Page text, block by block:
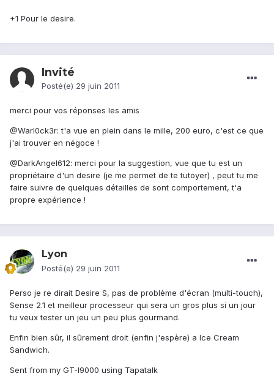
+1 Pour le desire.
Invité
Posté(e) 29 juin 2011
merci pour vos réponses les amis
@Warl0ck3r: t'a vue en plein dans le mille, 200 euro, c'est ce que
j'ai trouver en négoce !
@DarkAngel612: merci pour la suggestion, vue que tu est un
propriétaire d'un desire (je me permet de te tutoyer) , peut tu me
faire suivre de quelques détailles de sont comportement, t'a
propre expérience !
Lyon
Posté(e) 29 juin 2011
Perso je re dirait Desire S, pas de problème d'écran (multi-touch),
Sense 2.1 et meilleur processeur qui sera un gros plus si un jour
tu veux tester un jeu un peu plus gourmand.
Enfin bien sûr, il sûrement droit (enfin j'espère) a Ice Cream
Sandwich.
Sent from my GT-I9000 using Tapatalk